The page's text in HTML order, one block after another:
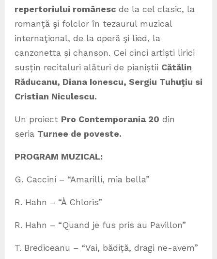
repertoriului românesc de la cel clasic, la
romanţă şi folclor în tezaurul muzical
internaţional, de la operă şi lied, la
canzonetta și chanson. Cei cinci artiști lirici
susțin recitaluri alături de pianiștii Cătălin
Răducanu, Diana Ionescu, Sergiu Tuhuţiu si
Cristian Niculescu.
Un proiect Pro Contemporania 20 din
seria Turnee de poveste.
PROGRAM MUZICAL:
G. Caccini – “Amarilli, mia bella”
R. Hahn – “À Chloris”
R. Hahn – “Quand je fus pris au Pavillon”
T. Brediceanu – “Vai, bădiță, dragi ne-avem”